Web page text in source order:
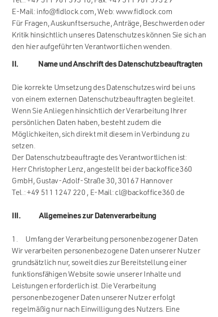
E-Mail: info@fidlock.com, Web: www.fidlock.com
Für Fragen, Auskunftsersuche, Anträge, Beschwerden oder
Kritik hinsichtlich unseres Datenschutzes können Sie sich an
den hier aufgeführten Verantwortlichen wenden.
II. Name und Anschrift des Datenschutzbeauftragten
Die korrekte Umsetzung des Datenschutzes wird bei uns
von einem externen Datenschutzbeauftragten begleitet.
Wenn Sie Anliegen hinsichtlich der Verarbeitung Ihrer
persönlichen Daten haben, besteht zudem die
Möglichkeiten, sich direkt mit diesem in Verbindung zu
setzen.
Der Datenschutzbeauftragte des Verantwortlichen ist:
Herr Christopher Lenz, angestellt bei der backoffice360
GmbH, Gustav-Adolf-Straße 30, 30167 Hannover
Tel.: +49 511 1247 220 , E-Mail: cl@backoffice360.de
III. Allgemeines zur Datenverarbeitung
1. Umfang der Verarbeitung personenbezogener Daten
Wir verarbeiten personenbezogene Daten unserer Nutzer
grundsätzlich nur, soweit dies zur Bereitstellung einer
funktionsfähigen Website sowie unserer Inhalte und
Leistungen erforderlich ist. Die Verarbeitung
personenbezogener Daten unserer Nutzer erfolgt
regelmäßig nur nach Einwilligung des Nutzers. Eine